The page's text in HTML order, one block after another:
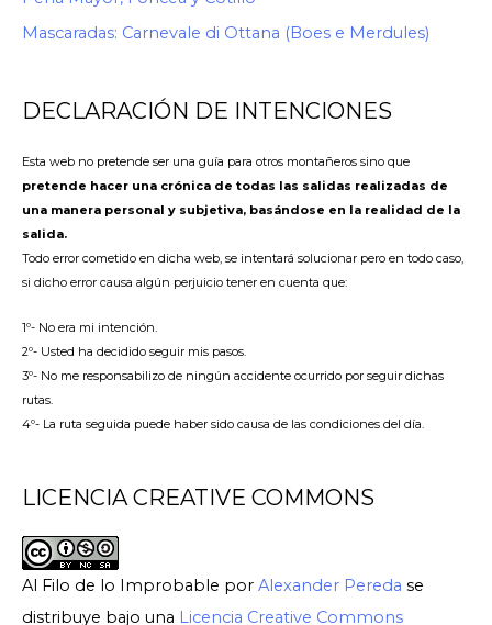
Mascaradas: Carnevale di Ottana (Boes e Merdules)
DECLARACIÓN DE INTENCIONES
Esta web no pretende ser una guía para otros montañeros sino que
pretende hacer una crónica de todas las salidas realizadas de
una manera personal y subjetiva, basándose en la realidad de la
salida.
Todo error cometido en dicha web, se intentará solucionar pero en todo caso,
si dicho error causa algún perjuicio tener en cuenta que:
1º- No era mi intención.
2º- Usted ha decidido seguir mis pasos.
3º- No me responsabilizo de ningún accidente ocurrido por seguir dichas
rutas.
4º- La ruta seguida puede haber sido causa de las condiciones del día.
LICENCIA CREATIVE COMMONS
Al Filo de lo Improbable por Alexander Pereda se
distribuye bajo una Licencia Creative Commons